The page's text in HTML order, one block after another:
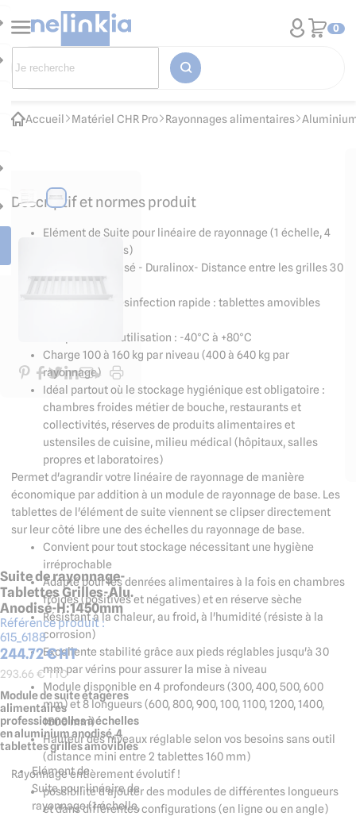
0
Accueil Matériel CHR Pro Rayonnages alimentaires
Suite de rayonnage-
Tablettes Grilles-Alu.
Anodisé-H:1450mm
Référence produit :
615_6188
244.72€ HT
293.66 € TTC
Module de suite étagères
alimentaires
professionnelles à échelles
en aluminium anodisé, 4
tablettes grilles amovibles
Elément de
Suite pour linéaire de
rayonnage (1 échelle,
Descriptif et normes produit
Elément de Suite pour linéaire de rayonnage (1 échelle, 4
tablettes pleines)
luminium Anodisé - Duralinox- Distance entre les grilles 30
mm
Nettoyage et désinfection rapide : tablettes amovibles
Température d'utilisation : -40°C à +80°C
Charge 100 à 160 kg par niveau (400 à 640 kg par
rayonnage)
Idéal partout où le stockage hygiénique est obligatoire :
chambres froides métier de bouche, restaurants et
collectivités, réserves de produits alimentaires et
ustensiles de cuisine, milieu médical (hôpitaux, salles
propres et laboratoires)
Permet d'agrandir votre linéaire de rayonnage de manière
économique par addition à un module de rayonnage de base. Les
tablettes de l'élément de suite viennent se clipser directement
sur leur côté libre une des échelles du rayonnage de base.
Convient pour tout stockage nécessitant une hygiène
irréprochable
Adapté pour les denrées alimentaires à la fois en chambres
froides (positives et négatives) et en réserve sèche
Résistant à la chaleur, au froid, à l'humidité (résiste à la
corrosion)
Excellente stabilité grâce aux pieds réglables jusqu'à 30
mm par vérins pour assurer la mise à niveau
Module disponible en 4 profondeurs (300, 400, 500, 600
mm) et 8 longueurs (600, 800, 900, 100, 1100, 1200, 1400,
1500 mm)
Hauteur des niveaux réglable selon vos besoins sans outil
(distance mini entre 2 tablettes 160 mm)
Rayonnage entièrement évolutif !
possibilité d'ajouter des modules de différentes longueurs
et dans différentes configurations (en ligne ou en angle)